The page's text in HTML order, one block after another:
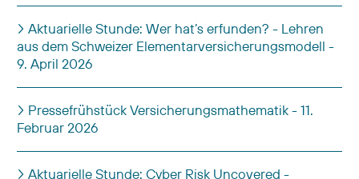
Aktuarielle Stunde: Wer hat’s erfunden? - Lehren
aus dem Schweizer Elementarversicherungsmodell -
9. April 2026
Pressefrühstück Versicherungsmathematik - 11.
Februar 2026
Aktuarielle Stunde: Cyber Risk Uncovered -